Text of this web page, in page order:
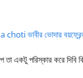
ভাবীর ভোদার
একটু পরিস্কার করে দিবি